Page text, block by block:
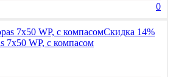
0
Скидка 14%
7x50 WP, с компасом